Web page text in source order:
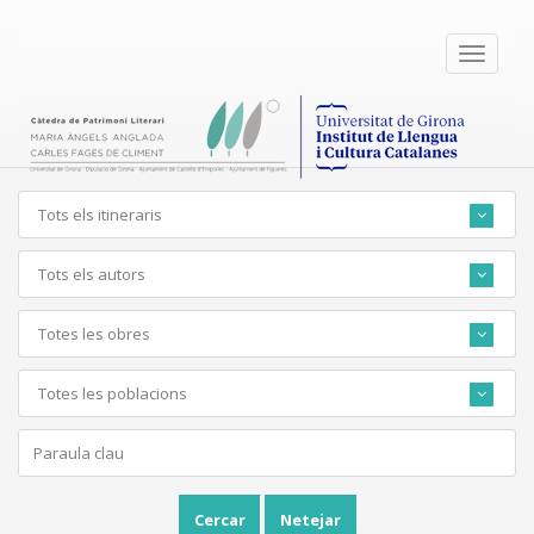
Toggle
Tots els itineraris
Tots els autors
Totes les obres
Totes les poblacions
Cercar Netejar